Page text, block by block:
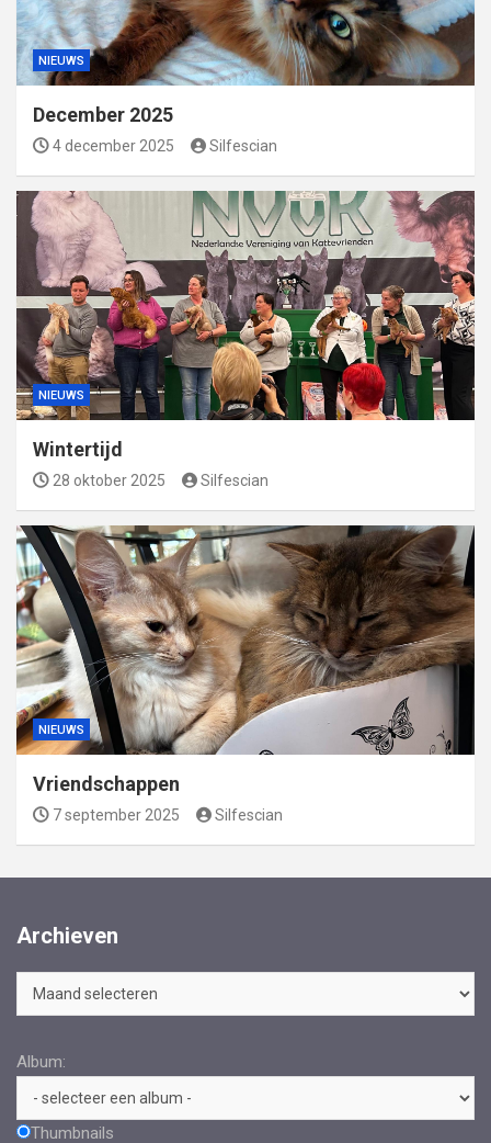
NIEUWS
December 2025
4 december 2025 Silfescian
NIEUWS
Wintertijd
28 oktober 2025 Silfescian
NIEUWS
Vriendschappen
7 september 2025 Silfescian
Archieven
Archieven
Album:
Thumbnails